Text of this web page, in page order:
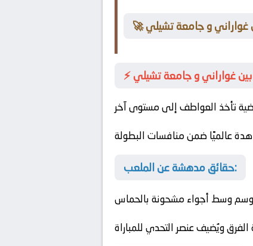
غواراني و جامعة تشيلي
بين غواراني و جامعة تشيلي
عالميًا ضمن منافسات البطولة
حقائق مدهشة عن الملعب:
وسط أجواء مشحونة بالحماس
ويُضيف عنصر التحدي للمباراة